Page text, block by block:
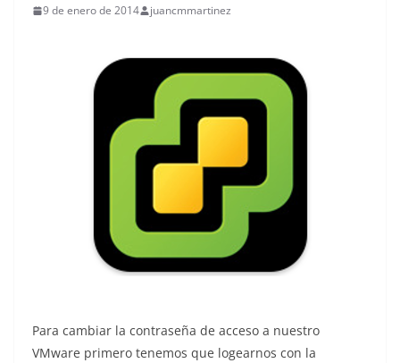
9 de enero de 2014 juancmmartinez
Para cambiar la contraseña de acceso a nuestro
VMware primero tenemos que logearnos con la